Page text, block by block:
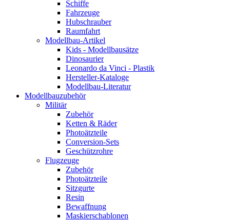
Schiffe
Fahrzeuge
Hubschrauber
Raumfahrt
Modellbau-Artikel
Kids - Modellbausätze
Dinosaurier
Leonardo da Vinci - Plastik
Hersteller-Kataloge
Modellbau-Literatur
Modellbauzubehör
Militär
Zubehör
Ketten & Räder
Photoätzteile
Conversion-Sets
Geschützrohre
Flugzeuge
Zubehör
Photoätzteile
Sitzgurte
Resin
Bewaffnung
Maskierschablonen